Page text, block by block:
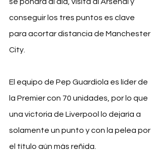
conseguir los tres puntos es clave
para acortar distancia de Manchester
City.
El equipo de Pep Guardiola es líder de
la Premier con 70 unidades, por lo que
una victoria de Liverpool lo dejaría a
solamente un punto y con la pelea por
el título aún más reñida.